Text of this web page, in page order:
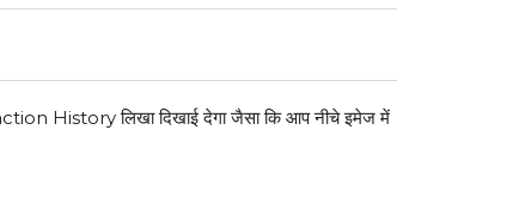
History लिखा दिखाई देगा जैसा कि आप नीचे इमेज में